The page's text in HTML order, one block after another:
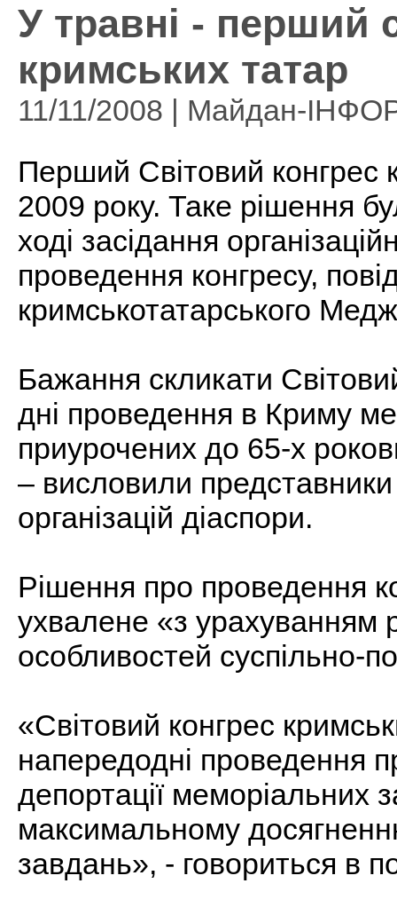
У травні - перший
кримських татар
11/11/2008 | Майдан-
Перший Світовий конгрес
2009 року. Таке рішення
ході засідання
проведення конгресу,
кримськотатарського
Бажання скликати
дні проведення в Криму
приурочених до 65-х
– висловили
організацій діаспори.
Рішення про проведення
ухвалене «з урахуванням
особливостей суспільно-
«Світовий конгрес
напередодні проведення
депортації меморіальних
максимальному
завдань», - говориться в